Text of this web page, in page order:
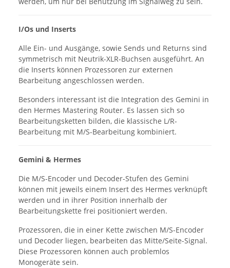
I/Os und Inserts
Alle Ein- und Ausgänge, sowie Sends und Returns sind
symmetrisch mit Neutrik-XLR-Buchsen ausgeführt. An
die Inserts können Prozessoren zur externen
Bearbeitung angeschlossen werden.
Besonders interessant ist die Integration des Gemini in
den Hermes Mastering Router. Es lassen sich so
Bearbeitungsketten bilden, die klassische L/R-
Bearbeitung mit M/S-Bearbeitung kombiniert.
Gemini & Hermes
Die M/S-Encoder und Decoder-Stufen des Gemini
können mit jeweils einem Insert des Hermes verknüpft
werden und in ihrer Position innerhalb der
Bearbeitungskette frei positioniert werden.
Prozessoren, die in einer Kette zwischen M/S-Encoder
und Decoder liegen, bearbeiten das Mitte/Seite-Signal.
Diese Prozessoren können auch problemlos
Monogeräte sein.